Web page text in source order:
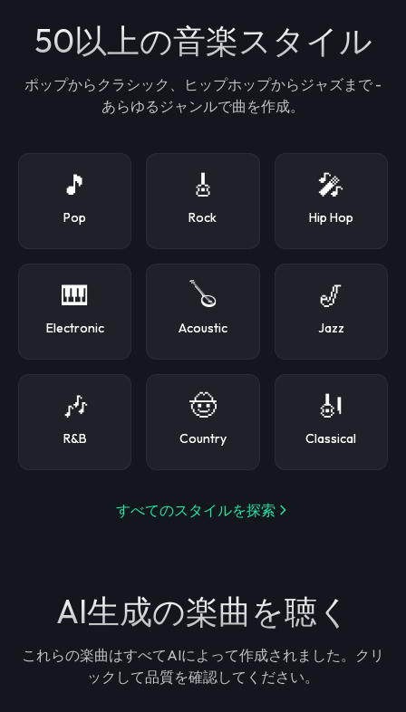
50以上の音楽スタイル
ポップからクラシック、ヒップホップからジャズまで -
あらゆるジャンルで曲を作成。
🎵
Pop
🎸
Rock
🎤
Hip Hop
🎹
Electronic
🪕
Acoustic
🎷
Jazz
🎶
R&B
🤠
Country
🎻
Classical
すべてのスタイルを探索
AI生成の楽曲を聴く
これらの楽曲はすべてAIによって作成されました。クリ
ックして品質を確認してください。